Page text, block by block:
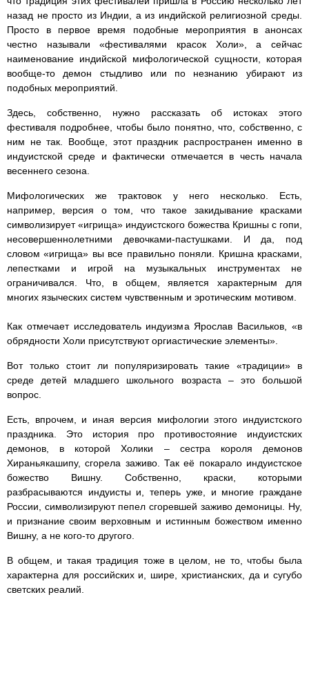
назад не просто из Индии, а из индийской религиозной среды.
Просто в первое время подобные мероприятия в анонсах
честно называли «фестивалями красок Холи», а сейчас
наименование индийской мифологической сущности, которая
вообще-то демон стыдливо или по незнанию убирают из
подобных мероприятий.
Здесь, собственно, нужно рассказать об истоках этого
фестиваля подробнее, чтобы было понятно, что, собственно, с
ним не так. Вообще, этот праздник распространен именно в
индуистской среде и фактически отмечается в честь начала
весеннего сезона.
Мифологических же трактовок у него несколько. Есть,
например, версия о том, что такое закидывание красками
символизирует «игрища» индуистского божества Кришны с гопи,
несовершеннолетними девочками-пастушками. И да, под
словом «игрища» вы все правильно поняли. Кришна красками,
лепестками и игрой на музыкальных инструментах не
ограничивался. Что, в общем, является характерным для
многих языческих систем чувственным и эротическим мотивом.
Как отмечает исследователь индуизма Ярослав Васильков, «в
обрядности Xоли присутствуют оргиастические элементы».
Вот только стоит ли популяризировать такие «традиции» в
среде детей младшего школьного возраста – это большой
вопрос.
Есть, впрочем, и иная версия мифологии этого индуистского
праздника. Это история про противостояние индуистских
демонов, в которой Холики – сестра короля демонов
Хираньякашипу, сгорела заживо. Так её покарало индуистское
божество Вишну. Собственно, краски, которыми
разбрасываются индуисты и, теперь уже, и многие граждане
России, символизируют пепел сгоревшей заживо демоницы. Ну,
и признание своим верховным и истинным божеством именно
Вишну, а не кого-то другого.
В общем, и такая традиция тоже в целом, не то, чтобы была
характерна для российских и, шире, христианских, да и сугубо
светских реалий.